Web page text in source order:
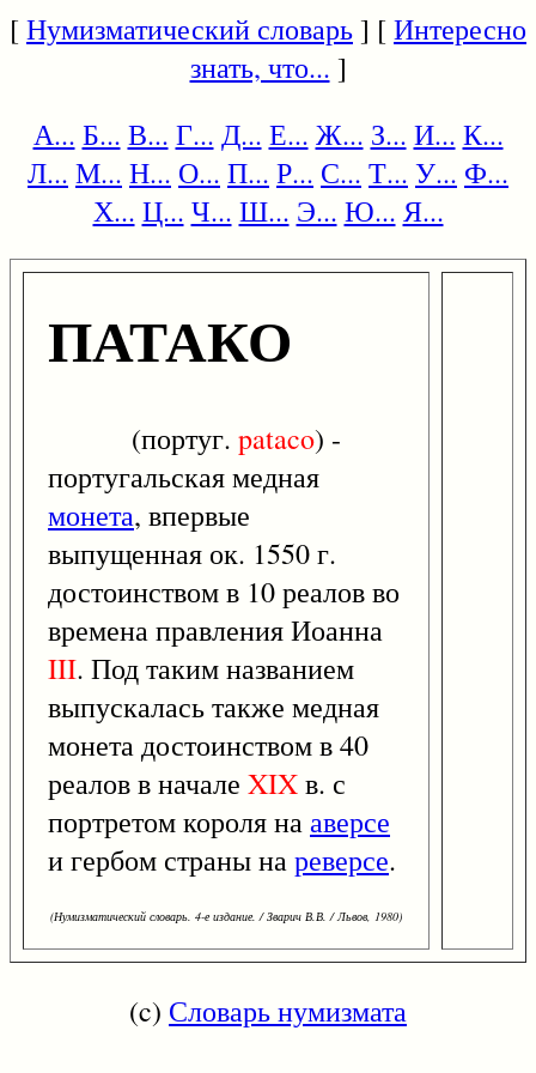
[Нумизматический словарь] [Интересно
знать, что... ]
А... Б... В... Г... Д... Е... Ж... З... И... К...
Л... М... Н... О... П... Р... С... Т... У... Ф...
Х... Ц... Ч... Ш... Э... Ю... Я...
ПАТАКО
(португ. pataco) -
португальская медная
монета, впервые
выпущенная ок. 1550 г.
достоинством в 10 реалов во
времена правления Иоанна
III. Под таким названием
выпускалась также медная
монета достоинством в 40
реалов в начале XIXв. с
портретом короля нааверсе
и гербом страны нареверсе.
(Нумизматический словарь. 4-е издание. / Зварич В.В. / Львов, 1980)
(c) Словарь нумизмата